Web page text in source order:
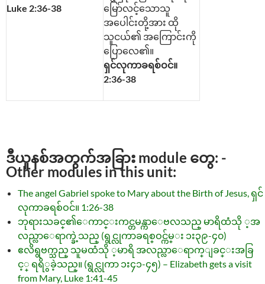
Luke 2:36-38
မြော်လင့်သောသူ
အပေါင်းတို့အား ထို
သူငယ်၏ အကြောင်းကို
ပြောလေ၏။
ရှင်လုကာခရစ်ဝင်။
2:36-38
ဒီယူနစ်အတွက်အခြား module တွေ: -
Other modules in this unit:
The angel Gabriel spoke to Mary about the Birth of Jesus, ရှင်
လုကာခရစ်ဝင်။ 1:26-38
ဘုရားသခင္၏ေကာင္းကင္တမန္ကာေဗလသည္ မာရိထံသို ့အ
လည္လာေရာက္ခဲ့သည္ (ရွင္လုကာခရစ္ဝင္က်မ္း ၁း၃၉-၄၀)
ဧလိရွဗက္သည္ သူမထံသို ့မာရိ အလည္လာေရာက္ျခင္းအခြ
င့္ ရရိွခဲ့သည္။ (ရွင္လုကာ ၁း၄၁-၄၅) – Elizabeth gets a visit
from Mary, Luke 1:41-45